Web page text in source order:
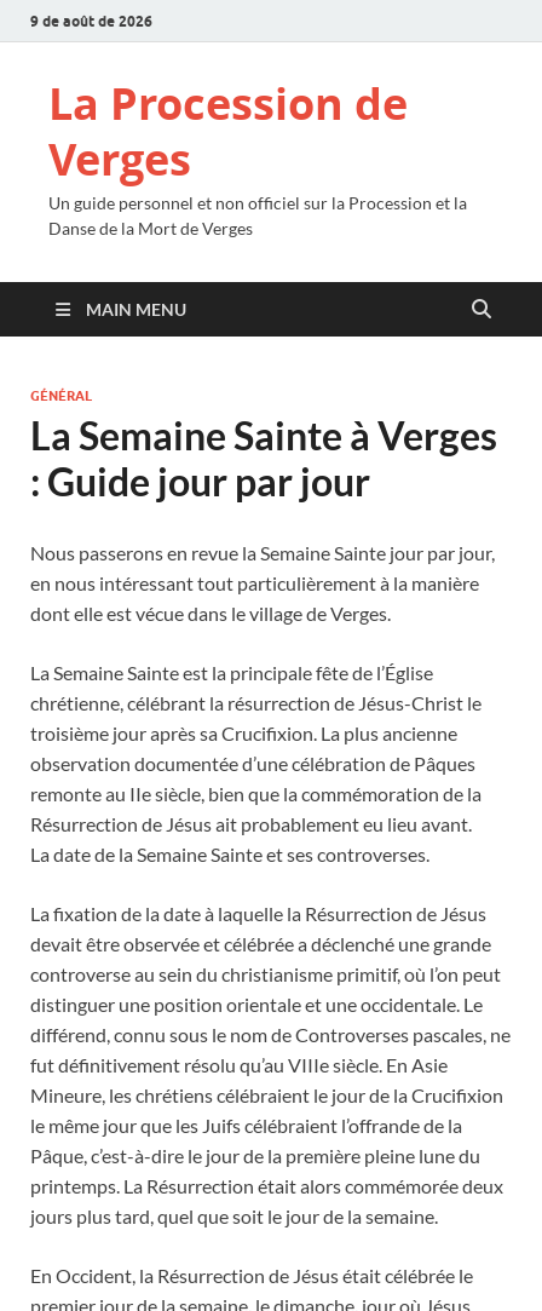
9 de août de 2026
La Procession de
Verges
Un guide personnel et non officiel sur la Procession et la
Danse de la Mort de Verges
MAIN MENU
GÉNÉRAL
La Semaine Sainte à Verges
: Guide jour par jour
Nous passerons en revue la Semaine Sainte jour par jour,
en nous intéressant tout particulièrement à la manière
dont elle est vécue dans le village de Verges.
La Semaine Sainte est la principale fête de l’Église
chrétienne, célébrant la résurrection de Jésus-Christ le
troisième jour après sa Crucifixion. La plus ancienne
observation documentée d’une célébration de Pâques
remonte au IIe siècle, bien que la commémoration de la
Résurrection de Jésus ait probablement eu lieu avant.
La date de la Semaine Sainte et ses controverses.
La fixation de la date à laquelle la Résurrection de Jésus
devait être observée et célébrée a déclenché une grande
controverse au sein du christianisme primitif, où l’on peut
distinguer une position orientale et une occidentale. Le
différend, connu sous le nom de Controverses pascales, ne
fut définitivement résolu qu’au VIIIe siècle. En Asie
Mineure, les chrétiens célébraient le jour de la Crucifixion
le même jour que les Juifs célébraient l’offrande de la
Pâque, c’est-à-dire le jour de la première pleine lune du
printemps. La Résurrection était alors commémorée deux
jours plus tard, quel que soit le jour de la semaine.
En Occident, la Résurrection de Jésus était célébrée le
premier jour de la semaine, le dimanche, jour où Jésus